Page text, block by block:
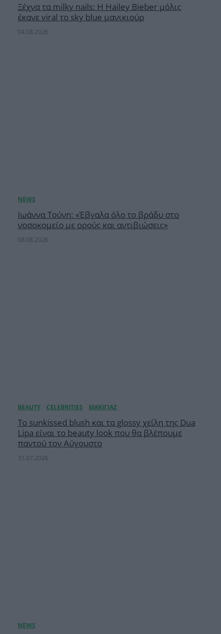
Ξέχνα τα milky nails: Η Hailey Bieber μόλις
έκανε viral το sky blue μανικιούρ
04.08.2026
Ιωάννα Τούνη: «Έβγαλα όλο το βράδυ στο
νοσοκομείο με ορούς και αντιβιώσεις»
08.08.2026
Το sunkissed blush και τα glossy χείλη της Dua
Lipa είναι το beauty look που θα βλέπουμε
παντού τον Αύγουστο
31.07.2026